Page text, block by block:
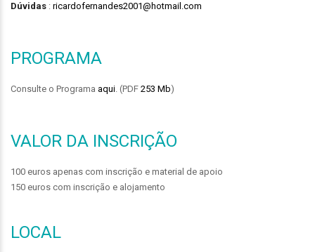
Dúvidas : ricardofernandes2001@hotmail.com
PROGRAMA
Consulte o Programa aqui. (PDF 253 Mb)
VALOR DA INSCRIÇÃO
100 euros apenas com inscrição e material de apoio
150 euros com inscrição e alojamento
LOCAL